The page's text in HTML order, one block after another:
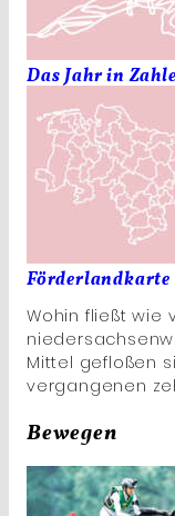
Das Jahr in
Förderlandkarte
Wohin fließt wie
Mittel gefloßen
vergangenen
Bewegen